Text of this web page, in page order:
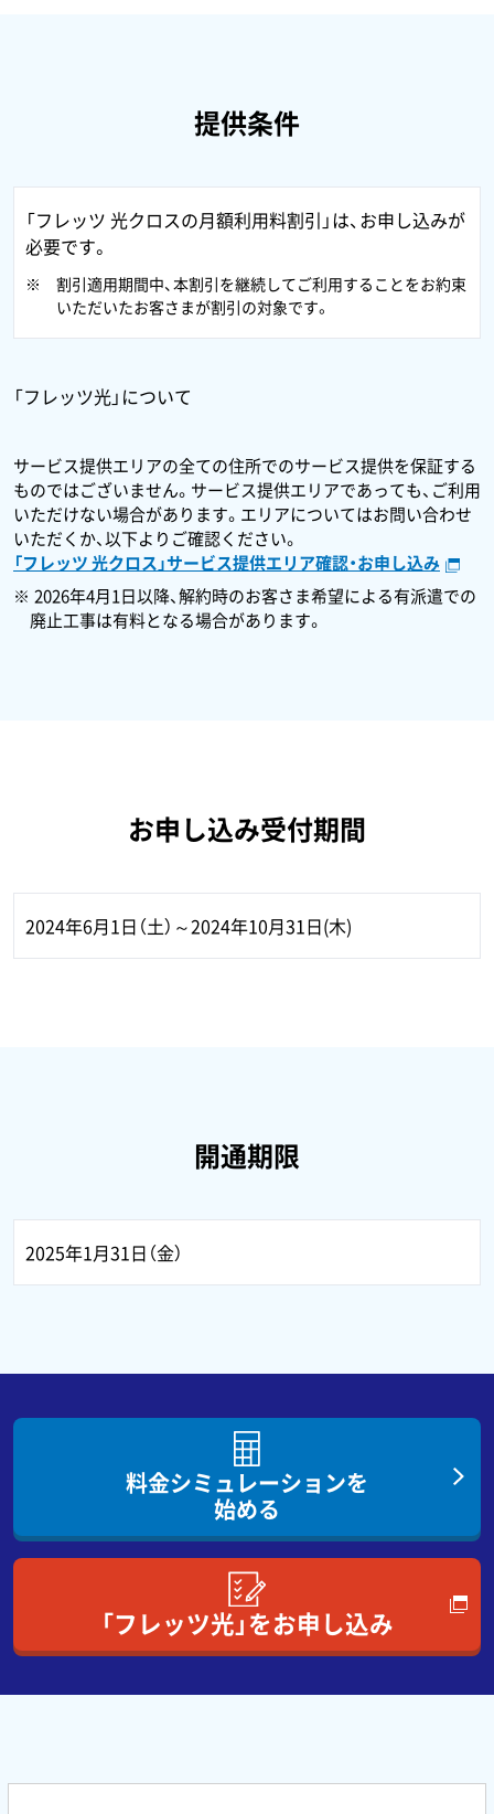
提供条件
「フレッツ 光クロスの月額利用料割引」は、お申し込みが
必要です。
割引適用期間中、本割引を継続してご利用することをお約束
いただいたお客さまが割引の対象です。
「フレッツ光」について
サービス提供エリアの全ての住所でのサービス提供を保証する
ものではございません。サービス提供エリアであっても、ご利用
いただけない場合があります。エリアについてはお問い合わせ
いただくか、以下よりご確認ください。
「フレッツ 光クロス」サービス提供エリア確認・お申し込み
2026年4月1日以降、解約時のお客さま希望による有派遣での
廃止工事は有料となる場合があります。
お申し込み受付期間
2024年6月1日（土）～2024年10月31日(木)
開通期限
2025年1月31日（金）
「フレッツ光」をお申し込み
料金シミュレーションを
始める